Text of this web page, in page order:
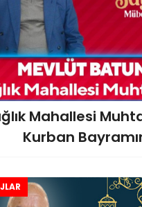
Mahallesi
Kurban